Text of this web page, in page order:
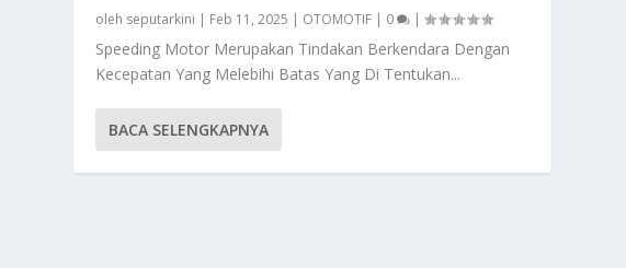
oleh seputarkini | Feb 11, 2025 | OTOMOTIF | 0 |
Speeding Motor Merupakan Tindakan Berkendara Dengan
Kecepatan Yang Melebihi Batas Yang Di Tentukan...
BACA SELENGKAPNYA